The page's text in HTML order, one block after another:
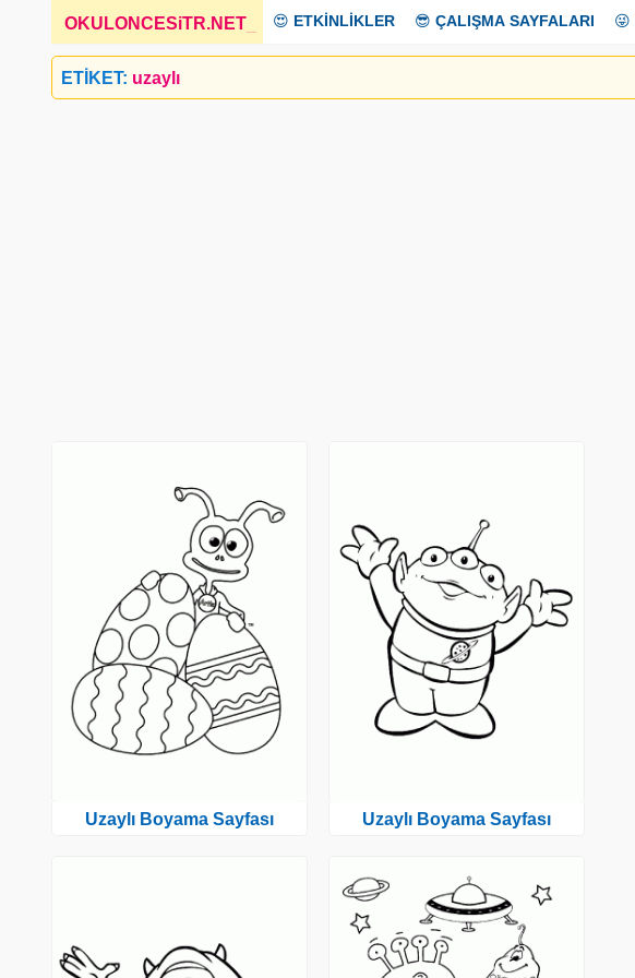
OKULONCESiTR.NET 😍 ETKİNLİKLER 😎 ÇALIŞMA SAYFALARI 😜
ETİKET: uzaylı
Uzaylı Boyama Sayfası Uzaylı Boyama Sayfası